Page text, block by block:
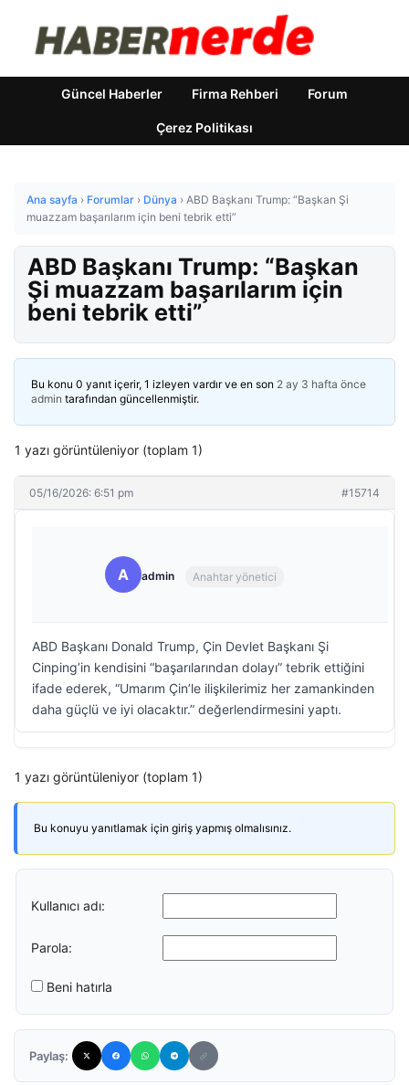
Güncel Haberler Firma Rehberi Forum
Çerez Politikası
Ana sayfa › Forumlar › Dünya › ABD Başkanı Trump: “Başkan Şi
muazzam başarılarım için beni tebrik etti”
ABD Başkanı Trump: “Başkan
Şi muazzam başarılarım için
beni tebrik etti”
Bu konu 0 yanıt içerir, 1 izleyen vardır ve en son 2 ay 3 hafta önce
admin tarafından güncellenmiştir.
1 yazı görüntüleniyor (toplam 1)
05/16/2026: 6:51 pm #15714
A admin Anahtar yönetici
ABD Başkanı Donald Trump, Çin Devlet Başkanı Şi
Cinping’in kendisini “başarılarından dolayı” tebrik ettiğini
ifade ederek, “Umarım Çin’le ilişkilerimiz her zamankinden
daha güçlü ve iyi olacaktır.” değerlendirmesini yaptı.
1 yazı görüntüleniyor (toplam 1)
Bu konuyu yanıtlamak için giriş yapmış olmalısınız.
Kullanıcı adı:
Parola:
Beni hatırla
Paylaş: